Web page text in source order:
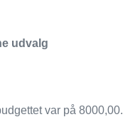
udvalg
var på 8000,00.